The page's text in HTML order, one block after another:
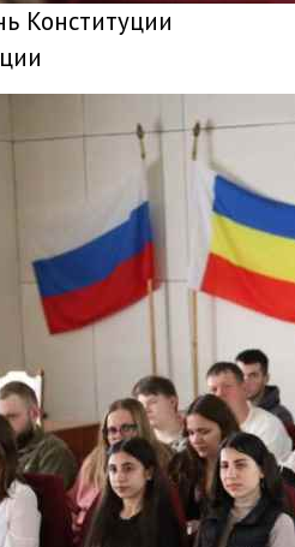
Конституции